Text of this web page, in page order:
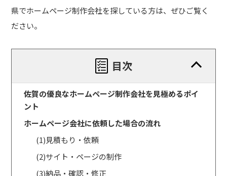
県でホームページ制作会社を探している方は、ぜひご覧く
ださい。
目次
佐賀の優良なホームページ制作会社を見極めるポイ
ント
ホームページ会社に依頼した場合の流れ
(1)見積もり・依頼
(2)サイト・ページの制作
(3)納品・確認・修正